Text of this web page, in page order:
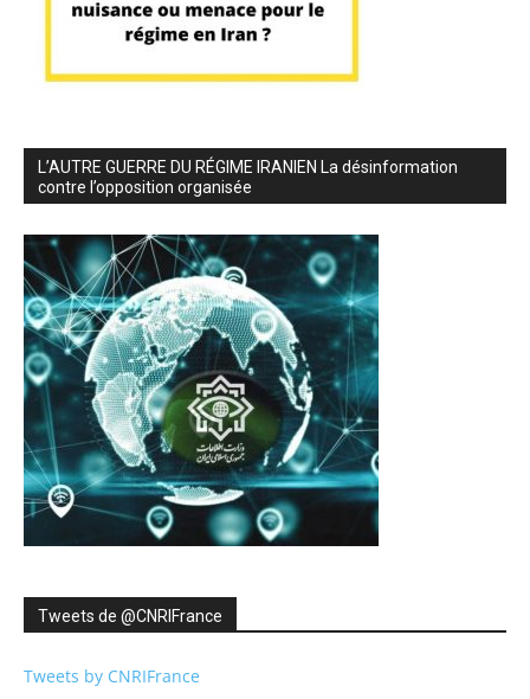
L’AUTRE GUERRE DU RÉGIME IRANIEN La désinformation
contre l’opposition organisée
Tweets de ‎@CNRIFrance
Tweets by CNRIFrance